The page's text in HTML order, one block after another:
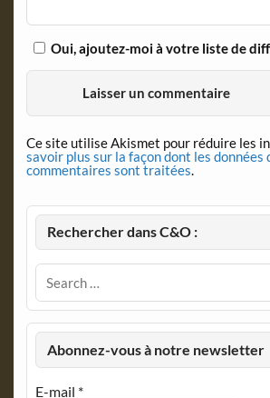
Oui, ajoutez-moi à votre liste de
Ce site utilise Akismet pour réduire les
savoir plus sur la façon dont les données
commentaires sont traitées.
Rechercher dans C&O :
Abonnez-vous à notre newsletter
E-mail *